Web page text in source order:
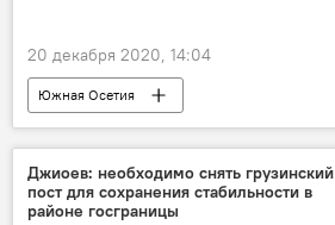
20 декабря 2020, 14:04
Южная Осетия
Джиоев: необходимо снять грузинский
пост для сохранения стабильности в
районе госграницы